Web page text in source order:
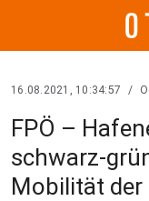
16.08.2021, 10:34:57 /
FPÖ –
schwarz-
Mobilität der